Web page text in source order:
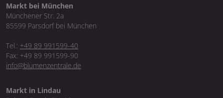
Markt bei München
Münchener Str. 2a
85599 Parsdorf bei München
Tel.: +49 89 991599-40
Fax: +49 89 991599-90
info@blumenzentrale.de
Markt in Lindau